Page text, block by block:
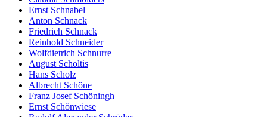
Ernst Schnabel
Anton Schnack
Friedrich Schnack
Reinhold Schneider
Wolfdietrich Schnurre
August Scholtis
Hans Scholz
Albrecht Schöne
Franz Josef Schöningh
Ernst Schönwiese